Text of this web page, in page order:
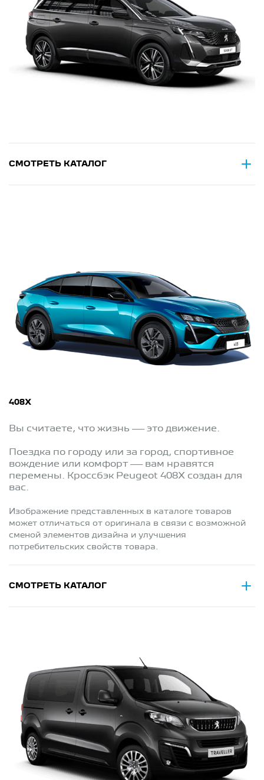
СМОТРЕТЬ КАТАЛОГ
408X
Вы считаете, что жизнь — это движение.
Поездка по городу или за город, спортивное
вождение или комфорт — вам нравятся
перемены. Кроссбэк Peugeot 408X создан для
вас.
Изображение представленных в каталоге товаров
может отличаться от оригинала в связи с возможной
сменой элементов дизайна и улучшения
потребительских свойств товара.
СМОТРЕТЬ КАТАЛОГ